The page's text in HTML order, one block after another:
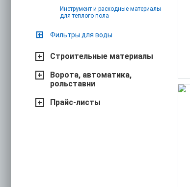
Инструмент и расходные материалы
для теплого пола
Фильтры для воды
Строительные материалы
Ворота, автоматика,
рольставни
Прайс-листы